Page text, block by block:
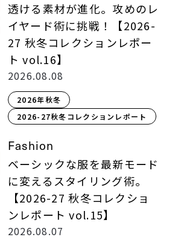
透ける素材が進化。攻めのレ
イヤード術に挑戦！【2026-
27 秋冬コレクションレポー
ト vol.16】
2026.08.08
2026年秋冬
2026-27秋冬コレクションレポート
Fashion
ベーシックな服を最新モード
に変えるスタイリング術。
【2026-27 秋冬コレクショ
ンレポート vol.15】
2026.08.07